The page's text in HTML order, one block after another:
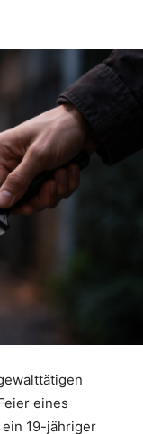
eines
19-jähriger